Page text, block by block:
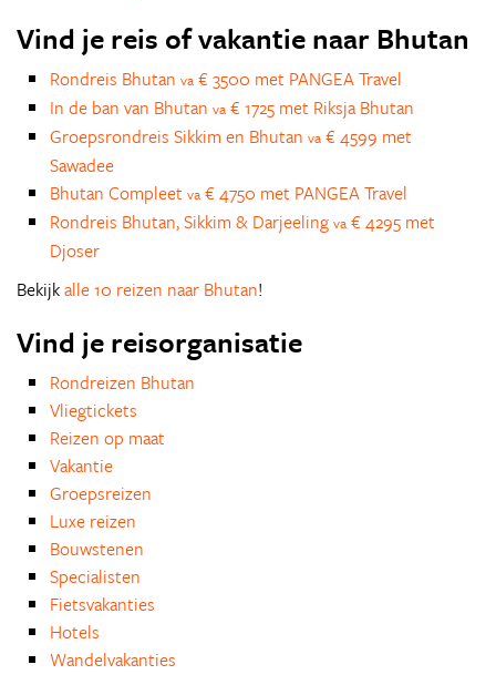
Vind je reis of vakantie naar Bhutan
Rondreis Bhutan va € 3500 met PANGEA Travel
In de ban van Bhutan va € 1725 met Riksja Bhutan
Groepsrondreis Sikkim en Bhutan va € 4599 met
Sawadee
Bhutan Compleet va € 4750 met PANGEA Travel
Rondreis Bhutan, Sikkim & Darjeeling va € 4295 met
Djoser
Bekijkalle 10 reizen naar Bhutan!
Vind je reisorganisatie
Rondreizen Bhutan
Vliegtickets
Reizen op maat
Vakantie
Groepsreizen
Luxe reizen
Bouwstenen
Specialisten
Fietsvakanties
Hotels
Wandelvakanties